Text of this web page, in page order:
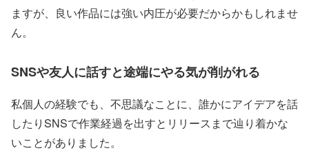
ますが、良い作品には強い内圧が必要だからかもしれませ
ん。
SNSや友人に話すと途端にやる気が削がれる
私個人の経験でも、不思議なことに、誰かにアイデアを話
したりSNSで作業経過を出すとリリースまで辿り着かな
いことがありました。